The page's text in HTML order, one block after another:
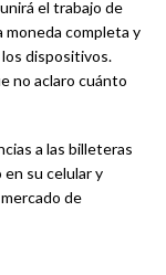
unirá el trabajo de
moneda completa y
dispositivos.
no aclaro cuánto
a las billeteras
su celular y
de